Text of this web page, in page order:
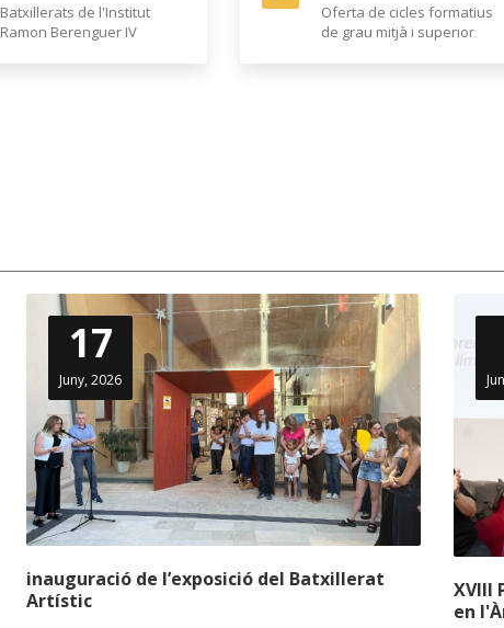
Batxillerats de l'Institut
Ramon Berenguer IV
Oferta de cicles formatius
de grau mitjà i superior
17
Juny, 2026
inauguració de l’exposició del Batxillerat
Artístic
XVIII
en